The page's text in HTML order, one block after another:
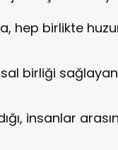
hep birlikte
birliği
insanlar